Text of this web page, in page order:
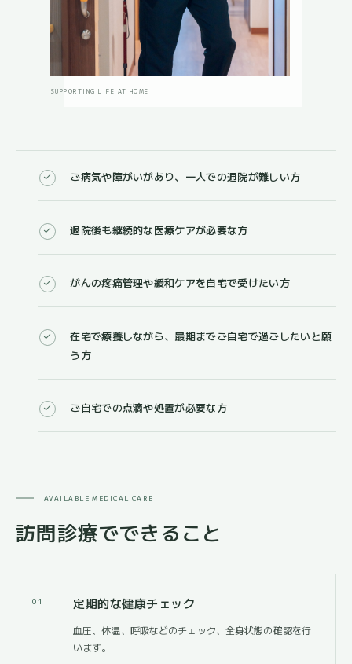
ご病気や障がいがあり、一人での通院が難しい方
退院後も継続的な医療ケアが必要な方
がんの疼痛管理や緩和ケアを自宅で受けたい方
在宅で療養しながら、最期までご自宅で過ごしたいと願
う方
ご自宅での点滴や処置が必要な方
AVAILABLE MEDICAL CARE
訪問診療でできること
01 定期的な健康チェック
血圧、体温、呼吸などのチェック、全身状態の確認を行
います。
SUPPORTING LIFE AT HOME